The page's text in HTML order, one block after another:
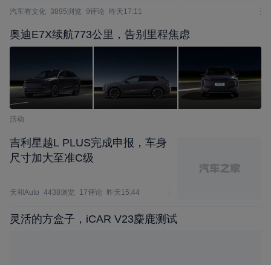
汽车有文化 3895浏览 9评论 昨天17:11
奥迪E7X续航773公里，告别里程焦虑
活动
吉利星越L PLUS完成申报，车身
尺寸加大至准C级
天和Auto 4438浏览 17评论 昨天15:44
灵活的方盒子，iCAR V23麋鹿测试